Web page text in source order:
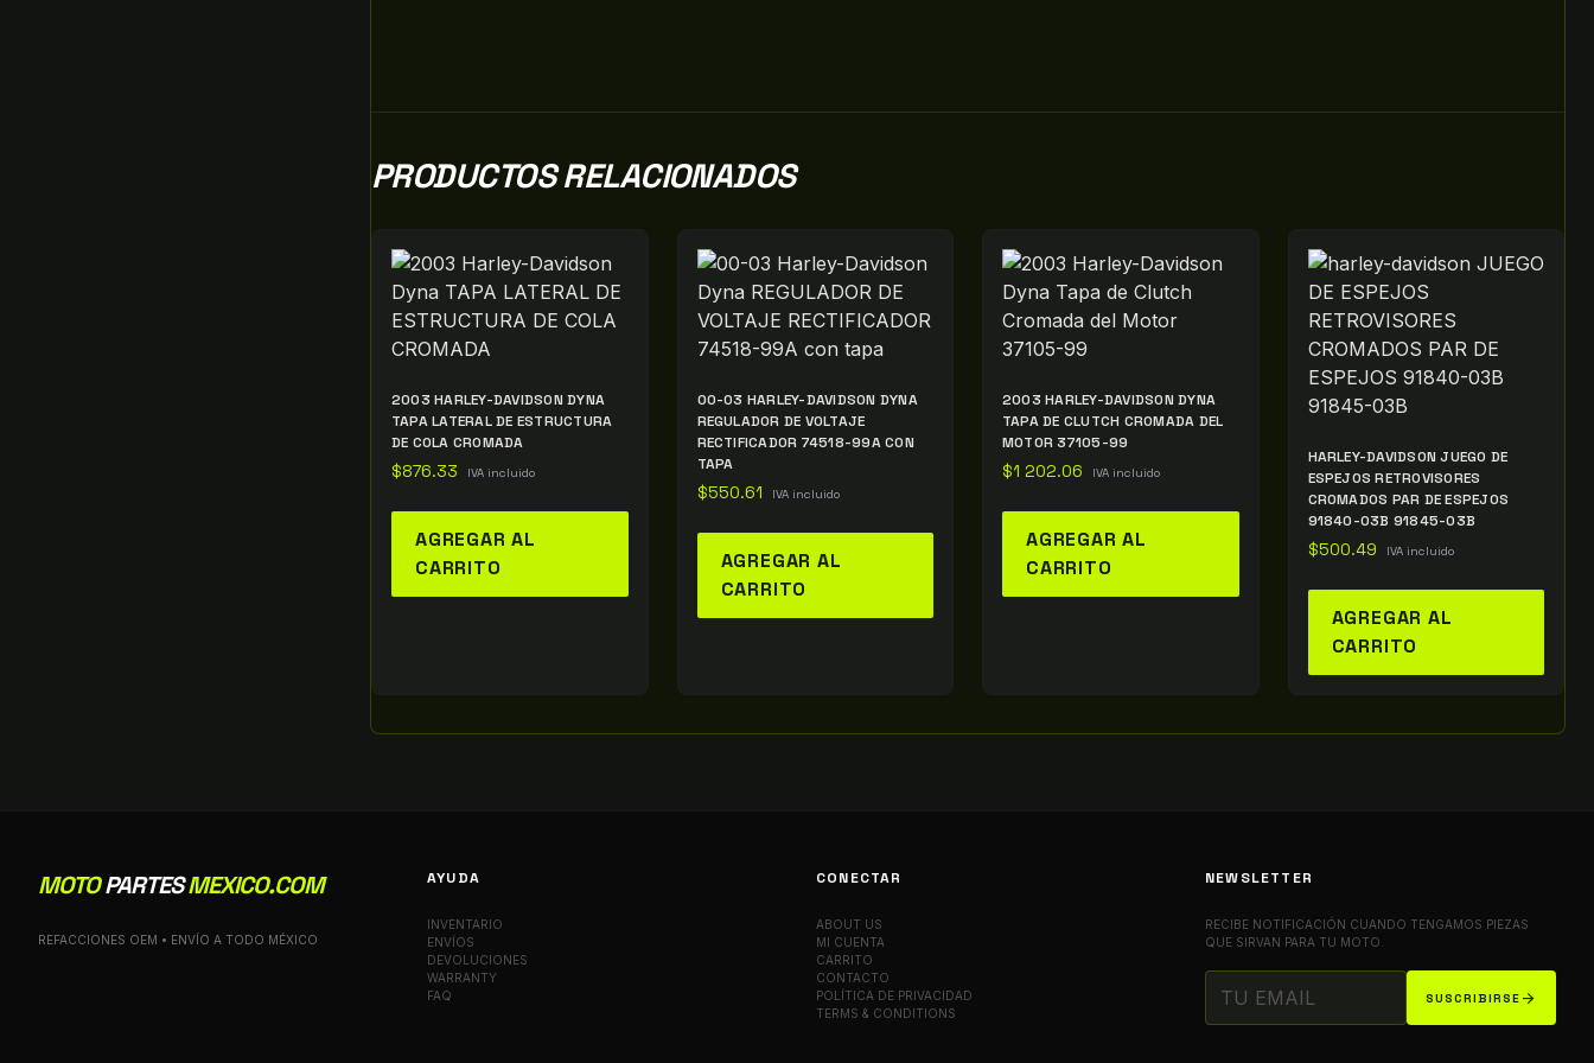
PRODUCTOS RELACIONADOS
2003 HARLEY-DAVIDSON DYNA
TAPA LATERAL DE ESTRUCTURA
DE COLA CROMADA
$876.33 IVA incluido
AGREGAR AL
CARRITO
00-03 HARLEY-DAVIDSON DYNA
REGULADOR DE VOLTAJE
RECTIFICADOR 74518-99A CON
TAPA
$550.61 IVA incluido
AGREGAR AL
CARRITO
2003 HARLEY-DAVIDSON DYNA
TAPA DE CLUTCH CROMADA DEL
MOTOR 37105-99
$1 202.06 IVA incluido
AGREGAR AL
CARRITO
HARLEY-DAVIDSON JUEGO DE
ESPEJOS RETROVISORES
CROMADOS PAR DE ESPEJOS
91840-03B 91845-03B
$500.49 IVA incluido
AGREGAR AL
CARRITO
MOTOPARTESMEXICO.COM
REFACCIONES OEM • ENVÍO A TODO MÉXICO
AYUDA
INVENTARIO
ENVÍOS
DEVOLUCIONES
WARRANTY
FAQ
CONECTAR
ABOUT US
MI CUENTA
CARRITO
CONTACTO
POLÍTICA DE PRIVACIDAD
TERMS & CONDITIONS
NEWSLETTER
RECIBE NOTIFICACIÓN CUANDO TENGAMOS PIEZAS
QUE SIRVAN PARA TU MOTO.
SUSCRIBIRSE arrow_forward